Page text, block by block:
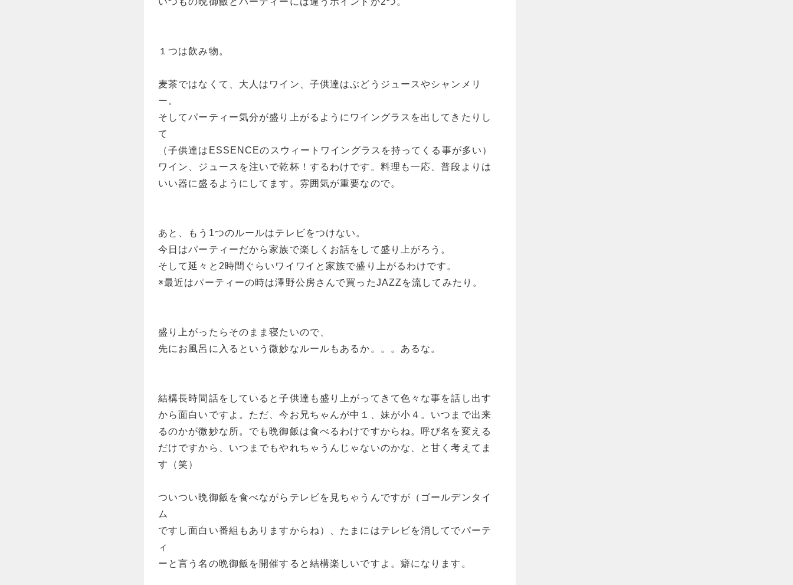
１つは飲み物。
麦茶ではなくて、大人はワイン、子供達はぶどうジュースやシャンメリ
ー。
そしてパーティー気分が盛り上がるようにワイングラスを出してきたりし
て
（子供達はESSENCEのスウィートワイングラスを持ってくる事が多い）
ワイン、ジュースを注いで乾杯！するわけです。料理も一応、普段よりは
いい器に盛るようにしてます。雰囲気が重要なので。
あと、もう1つのルールはテレビをつけない。
今日はパーティーだから家族で楽しくお話をして盛り上がろう。
そして延々と2時間ぐらいワイワイと家族で盛り上がるわけです。
※最近はパーティーの時は澤野公房さんで買ったJAZZを流してみたり。
盛り上がったらそのまま寝たいので、
先にお風呂に入るという微妙なルールもあるか。。。あるな。
結構長時間話をしていると子供達も盛り上がってきて色々な事を話し出す
から面白いですよ。ただ、今お兄ちゃんが中１、妹が小４。いつまで出来
るのかが微妙な所。でも晩御飯は食べるわけですからね。呼び名を変える
だけですから、いつまでもやれちゃうんじゃないのかな、と甘く考えてま
す（笑）
ついつい晩御飯を食べながらテレビを見ちゃうんですが（ゴールデンタイ
ム
ですし面白い番組もありますからね）、たまにはテレビを消してでパーテ
ィ
ーと言う名の晩御飯を開催すると結構楽しいですよ。癖になります。